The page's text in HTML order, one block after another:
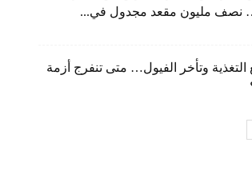
نصف مليون مقعد مجدول في...
التغذية وتأخر الفيول… متى تنفرج أزمة